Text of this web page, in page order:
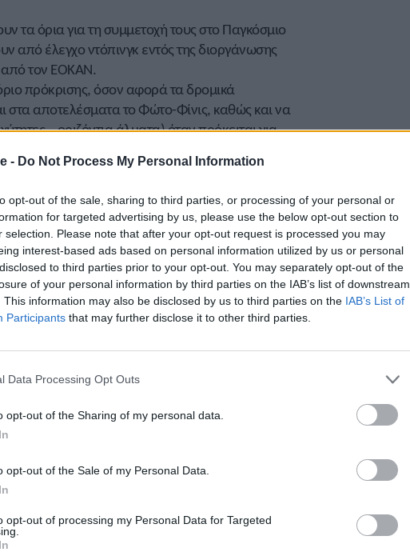
- Do Not Process My Personal Information
opt-out of the sale, sharing to third parties, or processing of your personal or
for targeted advertising by us, please use the below opt-out section to
selection. Please note that after your opt-out request is processed you may
interest-based ads based on personal information utilized by us or personal
to third parties prior to your opt-out. You may separately opt-out of the
of your personal information by third parties on the IAB’s list of downstream
This information may also be disclosed by us to third parties on the IAB’s List of
Participants that may further disclose it to other third parties.
Data Processing Opt Outs
opt-out of the Sharing of my personal data.
opt-out of the Sale of my Personal Data.
opt-out of processing my Personal Data for Targeted
τα όρια για τη συμμετοχή τους στο Παγκόσμιο
έλεγχο ντόπινγκ εντός της διοργάνωσης
από τον ΕΟΚΑΝ.
πρόκρισης, όσον αφορά τα δρομικά
στα αποτελέσματα το Φώτο-Φίνις, καθώς και να
– οριζόντια άλματα) όταν πρόκειται για
υπ’ όψη για την αναγνώριση της
του αθλητή ή της αθλήτριας στο Παγκόσμιο
στο Πανελλήνιο Πρωτάθλημα Κ20 2022.
ΤΩΝ ΟΡΙΩΝ
Πρωτάθλημα Α/Γ, Πανελλήνιο
Πρωταθλήματα Συνθέτων
Πρωτάθλημα Κ20.
NCAA (Κλειστού και Ανοικτού
διεξαχθεί).
EA) στο εξωτερικό μετά από την έγκριση για τη
τη ΕΠ.Υ.Α.
στην Ελλάδα, μετά από έγκριση της ΕΠ.Υ.Α.
και σε ειδικές περιπτώσεις, η ΕΠ.Υ.Α.
επίτευξης ορίων.